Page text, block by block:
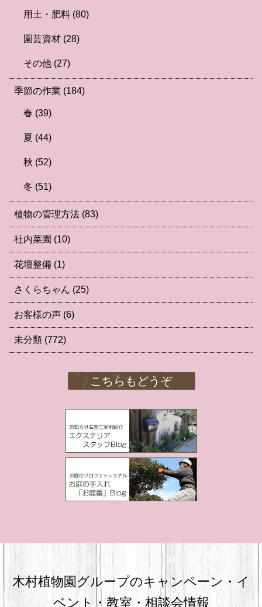
用土・肥料 (80)
園芸資材 (28)
その他 (27)
季節の作業 (184)
春 (39)
夏 (44)
秋 (52)
冬 (51)
植物の管理方法 (83)
社内菜園 (10)
花壇整備 (1)
さくらちゃん (25)
お客様の声 (6)
未分類 (772)
こちらもどうぞ
木村植物園グループのキャンペーン・ イ
ベント・教室・相談会情報